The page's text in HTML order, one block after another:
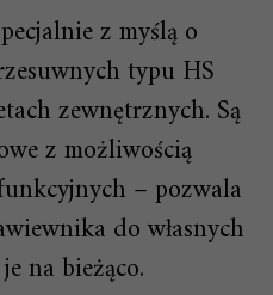
z myślą o
typu HS
zewnętrznych. Są
z możliwością
– pozwala
do własnych
na bieżąco.